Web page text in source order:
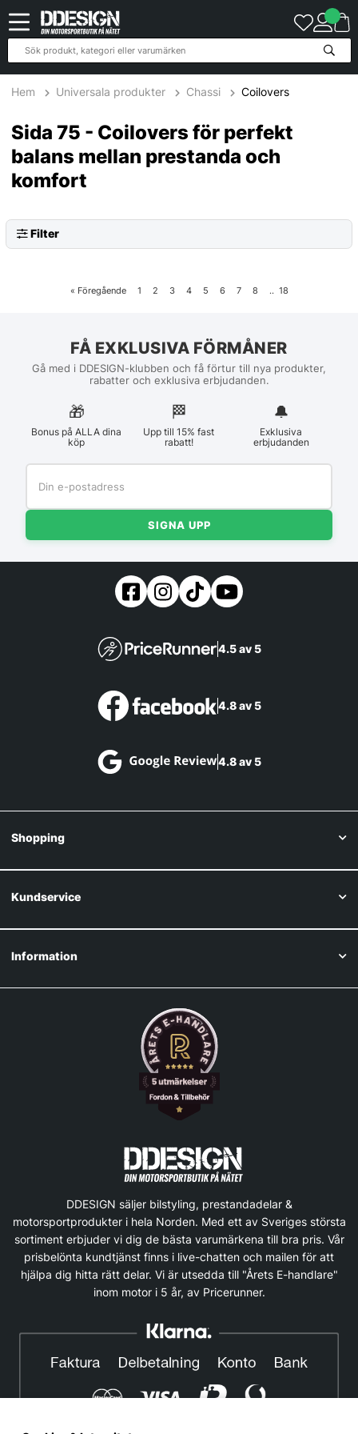
Hem Universala produkter Chassi Coilovers
Sida 75 - Coilovers för perfekt
balans mellan prestanda och
komfort
Filter
« Föregående 1 2 3 4 5 6 7 8 .. 18
FÅ EXKLUSIVA FÖRMÅNER
Gå med i DDESIGN-klubben och få förtur till nya produkter,
rabatter och exklusiva erbjudanden.
🎁
Bonus på ALLA dina
köp
🏁︎
Upp till 15% fast
rabatt!
🔔
Exklusiva
erbjudanden
SIGNA UPP
4.5 av 5
4.8 av 5
4.8 av 5
Shopping
Kundservice
Information
DDESIGN säljer bilstyling, prestandadelar &
motorsportprodukter i hela Norden. Med ett av Sveriges största
sortiment erbjuder vi dig de bästa varumärkena till bra pris. Vår
prisbelönta kundtjänst finns i live-chatten och mailen för att
hjälpa dig hitta rätt delar. Vi är utsedda till "Årets E-handlare"
inom motor i 5 år, av Pricerunner.